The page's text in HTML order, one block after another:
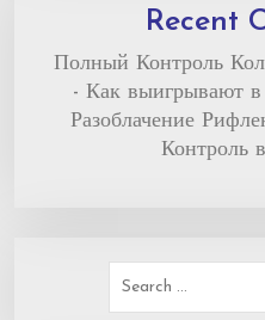
Recent
Полный Контроль
- Как выигрывают в
Разоблачение
Контроль